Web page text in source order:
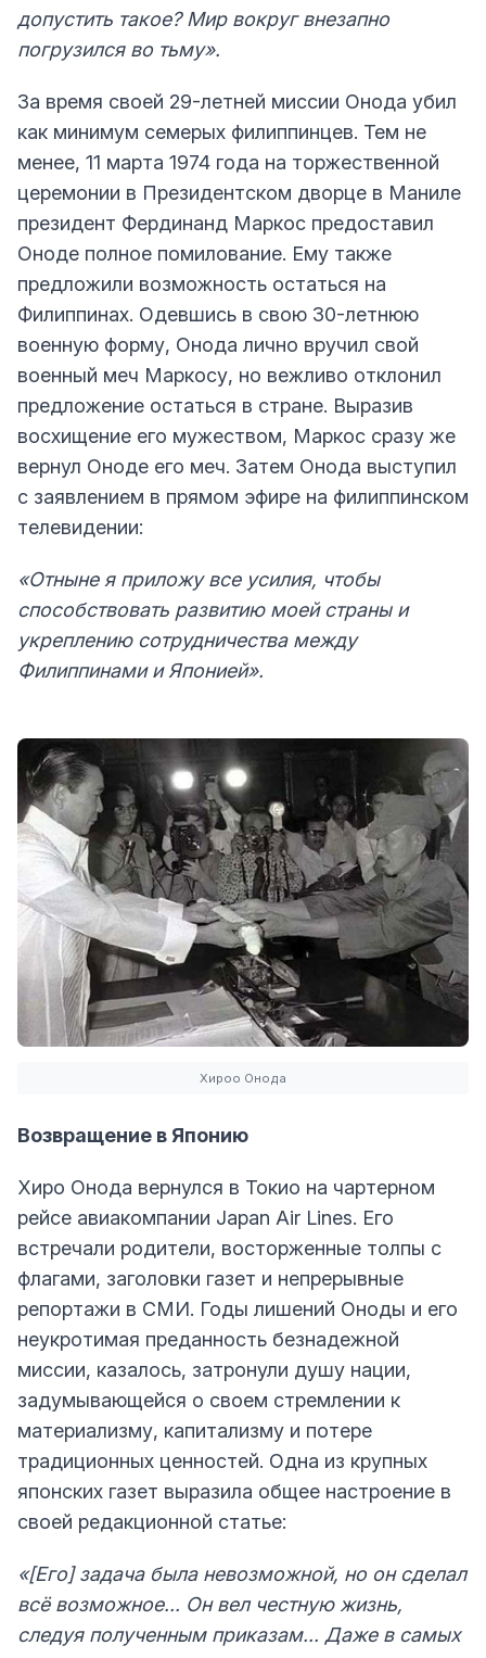
допустить такое? Мир вокруг внезапно
погрузился во тьму».
За время своей 29-летней миссии Онода убил
как минимум семерых филиппинцев. Тем не
менее, 11 марта 1974 года на торжественной
церемонии в Президентском дворце в Маниле
президент Фердинанд Маркос предоставил
Оноде полное помилование. Ему также
предложили возможность остаться на
Филиппинах. Одевшись в свою 30-летнюю
военную форму, Онода лично вручил свой
военный меч Маркосу, но вежливо отклонил
предложение остаться в стране. Выразив
восхищение его мужеством, Маркос сразу же
вернул Оноде его меч. Затем Онода выступил
с заявлением в прямом эфире на филиппинском
телевидении:
«Отныне я приложу все усилия, чтобы
способствовать развитию моей страны и
укреплению сотрудничества между
Филиппинами и Японией».
Хироо Онода
Возвращение в Японию
Хиро Онода вернулся в Токио на чартерном
рейсе авиакомпании Japan Air Lines. Его
встречали родители, восторженные толпы с
флагами, заголовки газет и непрерывные
репортажи в СМИ. Годы лишений Оноды и его
неукротимая преданность безнадежной
миссии, казалось, затронули душу нации,
задумывающейся о своем стремлении к
материализму, капитализму и потере
традиционных ценностей. Одна из крупных
японских газет выразила общее настроение в
своей редакционной статье:
«[Его] задача была невозможной, но он сделал
всё возможное... Он вел честную жизнь,
следуя полученным приказам... Даже в самых